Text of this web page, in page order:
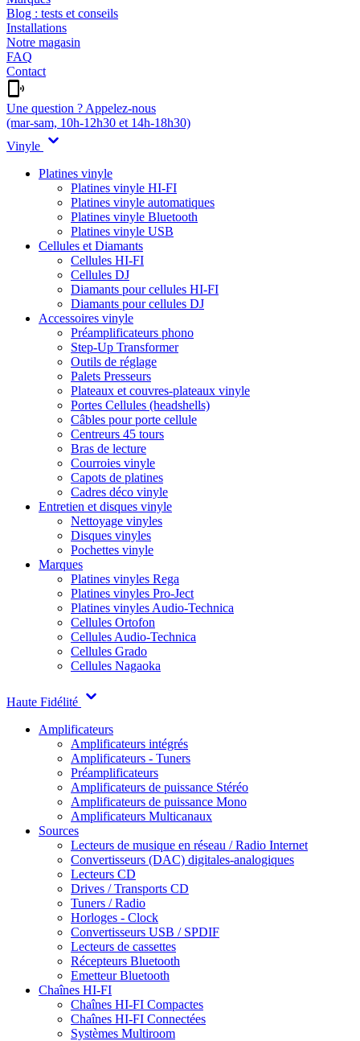
Blog : tests et conseils
Installations
Notre magasin
FAQ
Contact
Une question ? Appelez-nous
(mar-sam, 10h-12h30 et 14h-18h30)
Vinyle
Platines vinyle
Platines vinyle HI-FI
Platines vinyle automatiques
Platines vinyle Bluetooth
Platines vinyle USB
Cellules et Diamants
Cellules HI-FI
Cellules DJ
Diamants pour cellules HI-FI
Diamants pour cellules DJ
Accessoires vinyle
Préamplificateurs phono
Step-Up Transformer
Outils de réglage
Palets Presseurs
Plateaux et couvres-plateaux vinyle
Portes Cellules (headshells)
Câbles pour porte cellule
Centreurs 45 tours
Bras de lecture
Courroies vinyle
Capots de platines
Cadres déco vinyle
Entretien et disques vinyle
Nettoyage vinyles
Disques vinyles
Pochettes vinyle
Marques
Platines vinyles Rega
Platines vinyles Pro-Ject
Platines vinyles Audio-Technica
Cellules Ortofon
Cellules Audio-Technica
Cellules Grado
Cellules Nagaoka
Haute Fidélité
Amplificateurs
Amplificateurs intégrés
Amplificateurs - Tuners
Préamplificateurs
Amplificateurs de puissance Stéréo
Amplificateurs de puissance Mono
Amplificateurs Multicanaux
Sources
Lecteurs de musique en réseau / Radio Internet
Convertisseurs (DAC) digitales-analogiques
Lecteurs CD
Drives / Transports CD
Tuners / Radio
Horloges - Clock
Convertisseurs USB / SPDIF
Lecteurs de cassettes
Récepteurs Bluetooth
Emetteur Bluetooth
Chaînes HI-FI
Chaînes HI-FI Compactes
Chaînes HI-FI Connectées
Systèmes Multiroom